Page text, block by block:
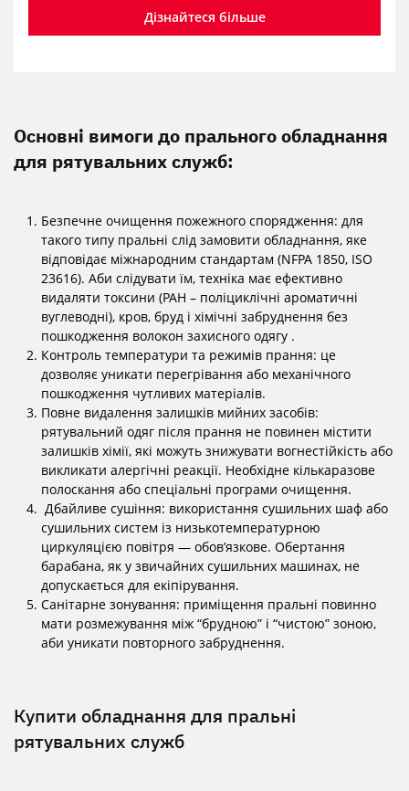
Дізнайтеся більше
Основні вимоги до прального обладнання
для рятувальних служб:
Безпечне очищення пожежного спорядження: для
такого типу пральні слід замовити обладнання, яке
відповідає міжнародним стандартам (NFPA 1850, ISO
23616). Аби слідувати їм, техніка має ефективно
видаляти токсини (PAH – поліциклічні ароматичні
вуглеводні), кров, бруд і хімічні забруднення без
пошкодження волокон захисного одягу .
Контроль температури та режимів прання: це
дозволяє уникати перегрівання або механічного
пошкодження чутливих матеріалів.
Повне видалення залишків мийних засобів:
рятувальний одяг після прання не повинен містити
залишків хімії, які можуть знижувати вогнестійкість або
викликати алергічні реакції. Необхідне кількаразове
полоскання або спеціальні програми очищення.
Дбайливе сушіння: використання сушильних шаф або
сушильних систем із низькотемпературною
циркуляцією повітря — обов’язкове. Обертання
барабана, як у звичайних сушильних машинах, не
допускається для екіпірування.
Санітарне зонування: приміщення пральні повинно
мати розмежування між “брудною” і “чистою” зоною,
аби уникати повторного забруднення.
Купити обладнання для пральні
рятувальних служб